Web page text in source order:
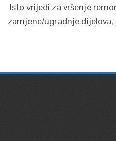
Isto vrijedi za vršenje
zamjene/ugradnje